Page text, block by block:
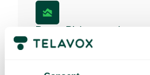
PowerBI-integration
Få et tydeligere overblik